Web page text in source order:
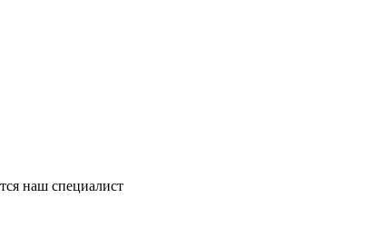
наш специалист